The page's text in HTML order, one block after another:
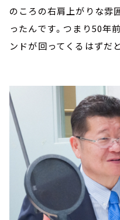
のころの右肩上がりな雰
ったんです。つまり50年
ンドが回ってくるはずだと